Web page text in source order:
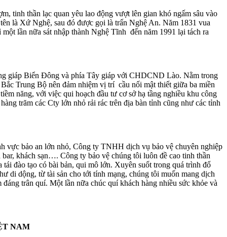
tinh thần lạc quan yêu lao động vượt lên gian khó ngấm sâu vào
là Xứ Nghệ, sau đó được gọi là trấn Nghệ An. Năm 1831 vua
lần nữa sát nhập thành Nghệ Tĩnh đến năm 1991 lại tách ra
giáp Biển Đông và phía Tây giáp với CHDCND Lào. Nằm trong
Trung Bộ nên đảm nhiệm vị trí cầu nối mật thiết giữa ba miền
năng, với việc qui hoạch đầu tư cơ sở hạ tầng nghiều khu công
trăm các Cty lớn nhỏ rải rác trên địa bàn tỉnh cũng như các tỉnh
vực bảo an lớn nhỏ, Công ty TNHH dịch vụ bảo vệ chuyên nghiệp
khách sạn…. Công ty bảo vệ chúng tôi luôn đề cao tinh thần
đào tạo có bài bản, qui mô lớn. Xuyên suốt trong quá trình đổ
di dộng, từ tài sản cho tới tính mạng, chúng tôi muốn mang dịch
trân quí. Một lần nữa chúc quí khách hàng nhiều sức khỏe và
NAM